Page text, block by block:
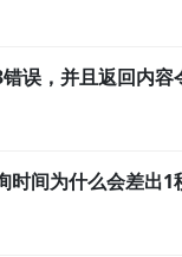
误，并且返回内容
时间为什么会差出1